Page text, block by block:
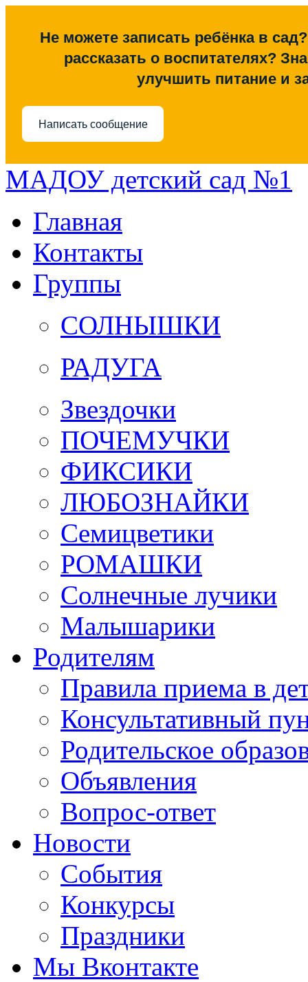
Не можете записать ребёнка в
рассказать о воспитателях?
улучшить питание и
Написать сообщение
МАДОУ детский сад №1
Главная
Контакты
Группы
СОЛНЫШКИ
РАДУГА
Звездочки
ПОЧЕМУЧКИ
ФИКСИКИ
ЛЮБОЗНАЙКИ
Семицветики
РОМАШКИ
Солнечные лучики
Малышарики
Родителям
Правила приема в
Консультативный
Родительское
Объявления
Вопрос-ответ
Новости
События
Конкурсы
Праздники
Мы Вконтакте